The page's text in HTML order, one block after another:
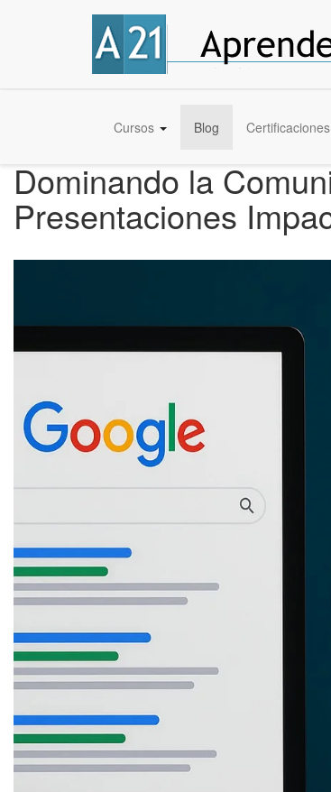
Cursos Blog Certificaciones
Dominando la
Presentaciones